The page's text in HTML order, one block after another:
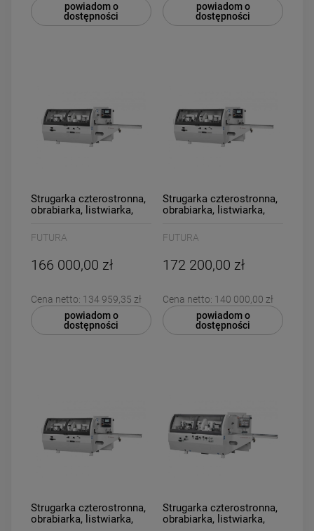
powiadom o
dostępności
powiadom o
dostępności
Strugarka czterostronna,
obrabiarka, listwiarka,
głowicowa Futura P.MAX
4+2 Dolna
FUTURA
166 000,00 zł
Cena netto: 134 959,35 zł
powiadom o
dostępności
Strugarka czterostronna,
obrabiarka, listwiarka,
głowicowa Futura P.MAX
4+2 Prawa
FUTURA
172 200,00 zł
Cena netto: 140 000,00 zł
powiadom o
dostępności
Strugarka czterostronna,
obrabiarka, listwiarka,
Strugarka czterostronna,
obrabiarka, listwiarka,